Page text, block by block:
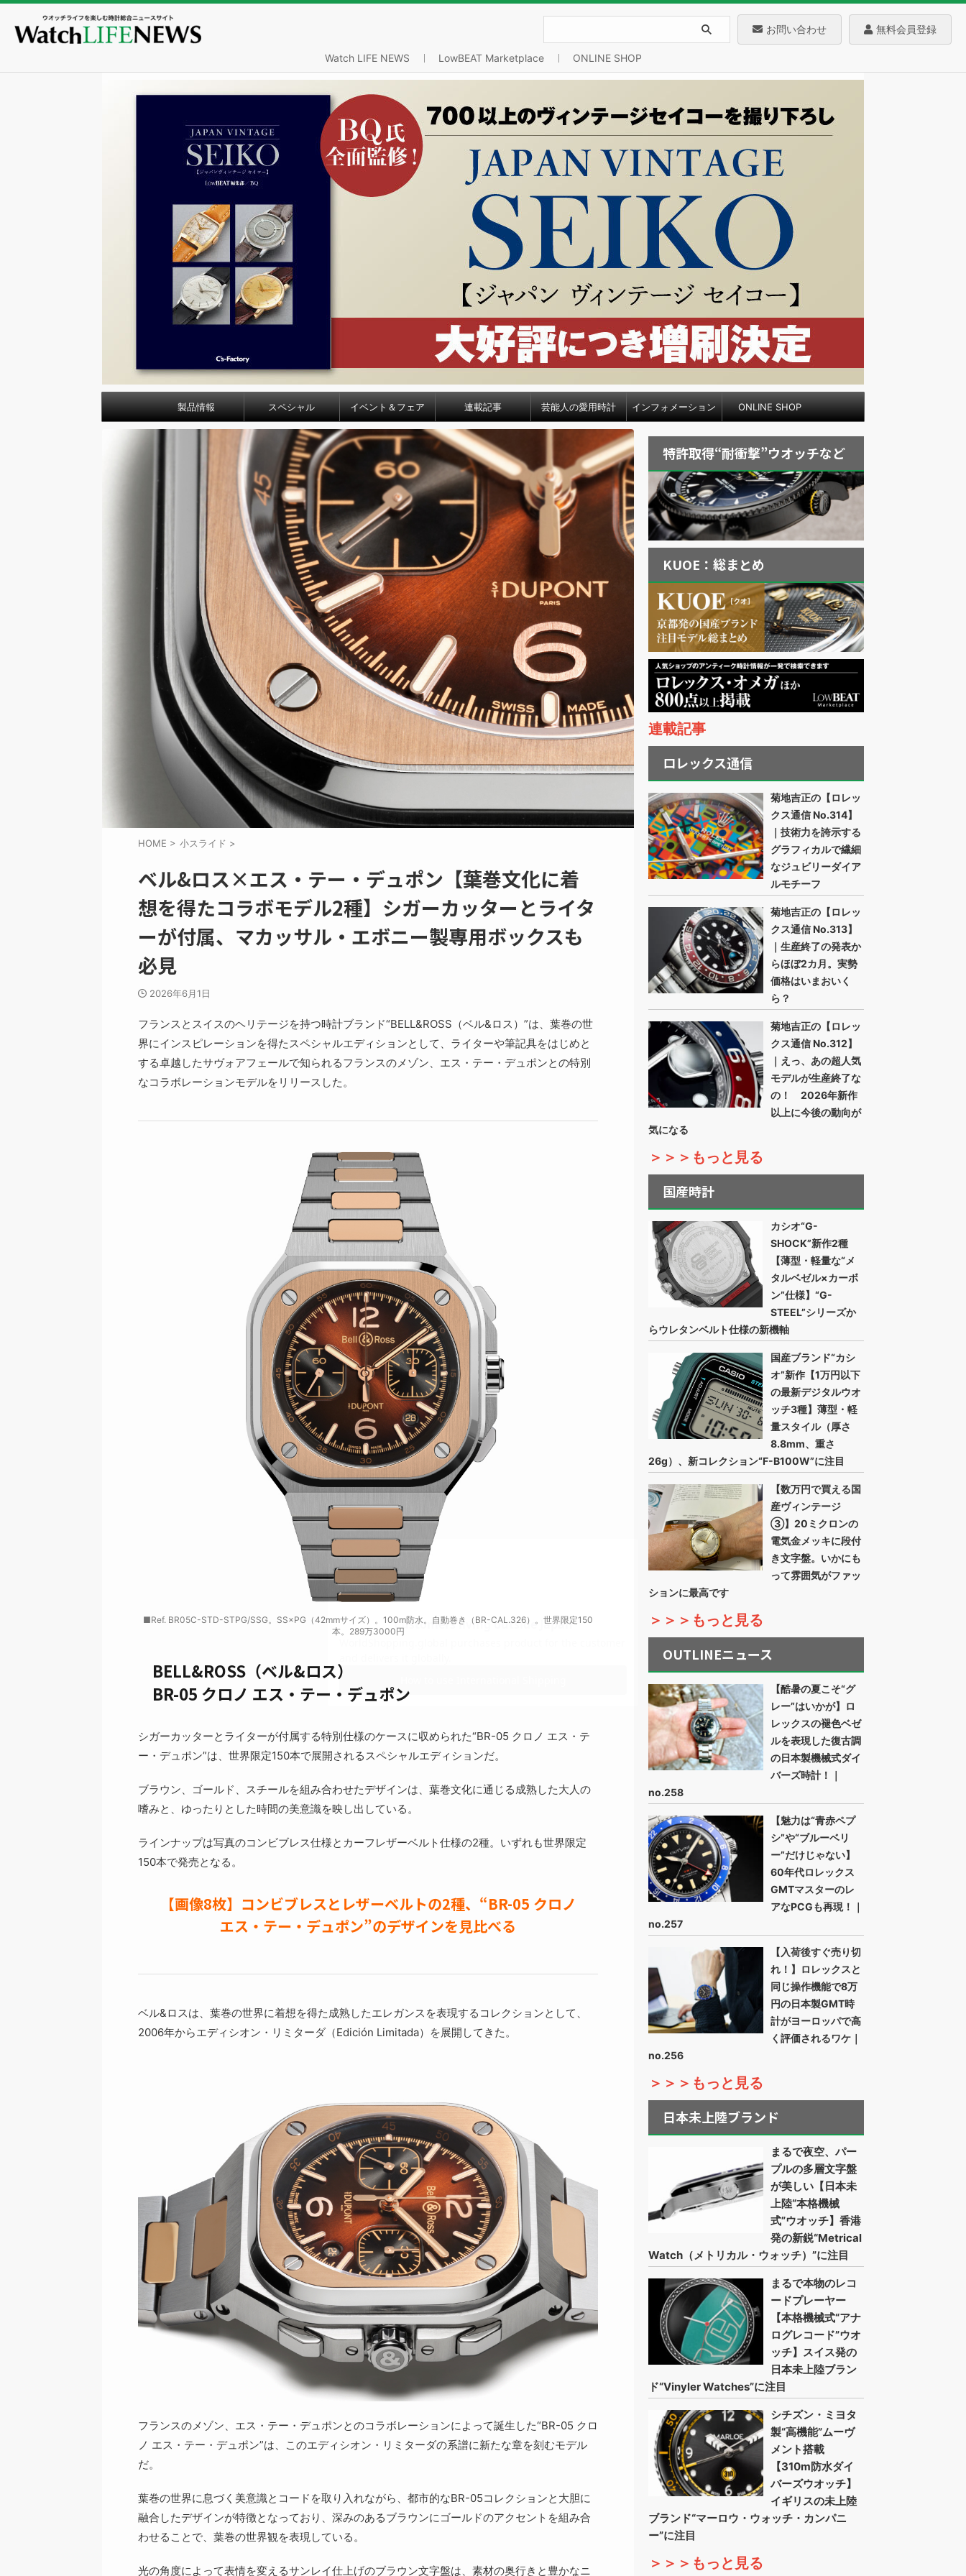
お問い合わせ 無料会員登録
Watch LIFE NEWS LowBEAT Marketplace ONLINE SHOP
製品情報 スペシャル イベント＆フェア 連載記事 芸能人の愛用時計 インフォメーション ONLINE SHOP
HOME > 小スライド >
ベル&ロス×エス・テー・デュポン【葉巻文化に着
想を得たコラボモデル2種】シガーカッターとライタ
ーが付属、マカッサル・エボニー製専用ボックスも
必見
2026年6月1日
フランスとスイスのヘリテージを持つ時計ブランド“BELL&ROSS（ベル&ロス）”は、葉巻の世
界にインスピレーションを得たスペシャルエディションとして、ライターや筆記具をはじめと
する卓越したサヴォアフェールで知られるフランスのメゾン、エス・テー・デュポンとの特別
なコラボレーションモデルをリリースした。
■Ref. BR05C-STD-STPG/SSG。SS×PG（42mmサイズ）。100m防水。自動巻き（BR-CAL.326）。世界限定150
本。289万3000円
BELL&ROSS（ベル&ロス）
BR-05 クロノ エス・テー・デュポン
シガーカッターとライターが付属する特別仕様のケースに収められた“BR-05 クロノ エス・テ
ー・デュポン”は、世界限定150本で展開されるスペシャルエディションだ。
ブラウン、ゴールド、スチールを組み合わせたデザインは、葉巻文化に通じる成熟した大人の
嗜みと、ゆったりとした時間の美意識を映し出している。
ラインナップは写真のコンビブレス仕様とカーフレザーベルト仕様の2種。いずれも世界限定
150本で発売となる。
【画像8枚】コンビブレスとレザーベルトの2種、“BR-05 クロノ
エス・テー・デュポン”のデザインを見比べる
ベル&ロスは、葉巻の世界に着想を得た成熟したエレガンスを表現するコレクションとして、
2006年からエディシオン・リミターダ（Edición Limitada）を展開してきた。
フランスのメゾン、エス・テー・デュポンとのコラボレーションによって誕生した“BR-05 クロ
ノ エス・テー・デュポン”は、このエディシオン・リミターダの系譜に新たな章を刻むモデル
だ。
葉巻の世界に息づく美意識とコードを取り入れながら、都市的なBR-05コレクションと大胆に
融合したデザインが特徴となっており、深みのあるブラウンにゴールドのアクセントを組み合
わせることで、葉巻の世界観を表現している。
光の角度によって表情を変えるサンレイ仕上げのブラウン文字盤は、素材の奥行きと豊かなニ
特許取得“耐衝撃”ウオッチなど
KUOE：総まとめ
連載記事
ロレックス通信
菊地吉正の【ロレッ
クス通信 No.314】
｜技術力を誇示する
グラフィカルで繊細
なジュビリーダイア
ルモチーフ
菊地吉正の【ロレッ
クス通信 No.313】
｜生産終了の発表か
らほぼ2カ月。実勢
価格はいまおいく
ら？
菊地吉正の【ロレッ
クス通信 No.312】
｜えっ、あの超人気
モデルが生産終了な
の！ 2026年新作
以上に今後の動向が
気になる
＞＞＞もっと見る
国産時計
カシオ“G-
SHOCK”新作2種
【薄型・軽量な“メ
タルベゼル×カーボ
ン”仕様】“G-
STEEL”シリーズか
らウレタンベルト仕様の新機軸
国産ブランド“カシ
オ”新作【1万円以下
の最新デジタルウオ
ッチ3種】薄型・軽
量スタイル（厚さ
8.8mm、重さ
26g）、新コレクション“F-B100W”に注目
【数万円で買える国
産ヴィンテージ
③】20ミクロンの
電気金メッキに段付
き文字盤。いかにも
って雰囲気がファッ
ションに最高です
＞＞＞もっと見る
OUTLINEニュース
【酷暑の夏こそ“グ
レー”はいかが】ロ
レックスの褪色ベゼ
ルを表現した復古調
の日本製機械式ダイ
バーズ時計！｜
no.258
【魅力は“青赤ペプ
シ”や“ブルーベリ
ー”だけじゃない】
60年代ロレックス
GMTマスターのレ
アなPCGも再現！｜
no.257
【入荷後すぐ売り切
れ！】ロレックスと
同じ操作機能で8万
円の日本製GMT時
計がヨーロッパで高
く評価されるワケ｜
no.256
＞＞＞もっと見る
日本未上陸ブランド
まるで夜空、パー
プルの多層文字盤
が美しい【日本未
上陸“本格機械
式”ウオッチ】香港
発の新鋭“Metrical
Watch（メトリカル・ウォッチ）”に注目
まるで本物のレコ
ードプレーヤー
【本格機械式“アナ
ログレコード”ウオ
ッチ】スイス発の
日本未上陸ブラン
ド“Vinyler Watches”に注目
シチズン・ミヨタ
製“高機能”ムーヴ
メント搭載
【310m防水ダイ
バーズウオッチ】
イギリスの未上陸
ブランド“マーロウ・ウォッチ・カンパニ
ー”に注目
＞＞＞もっと見る